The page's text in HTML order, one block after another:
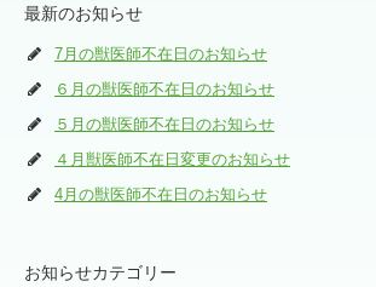
最新のお知らせ
7月の獣医師不在日のお知らせ
６月の獣医師不在日のお知らせ
５月の獣医師不在日のお知らせ
４月獣医師不在日変更のお知らせ
4月の獣医師不在日のお知らせ
お知らせカテゴリー